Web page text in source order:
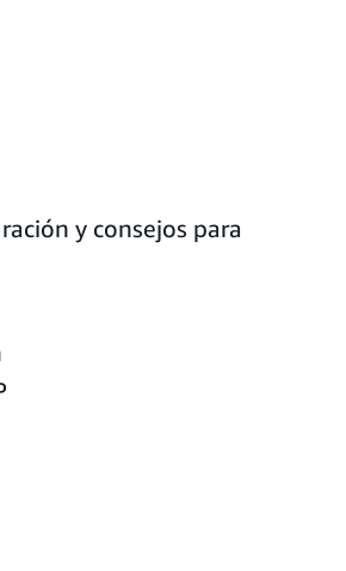
y consejos para